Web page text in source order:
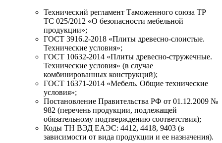
Технический регламент Таможенного союза ТР
ТС 025/2012 «О безопасности мебельной
продукции»;
ГОСТ 3916.2-2018 «Плиты древесно-слоистые.
Технические условия»;
ГОСТ 10632-2014 «Плиты древесно-стружечные.
Технические условия» (в случае
комбинированных конструкций);
ГОСТ 16371-2014 «Мебель. Общие технические
условия»;
Постановление Правительства РФ от 01.12.2009 №
982 (перечень продукции, подлежащей
обязательному подтверждению соответствия);
Коды ТН ВЭД ЕАЭС: 4412, 4418, 9403 (в
зависимости от вида продукции и ее назначения).